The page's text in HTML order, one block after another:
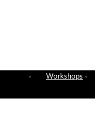
Workshops